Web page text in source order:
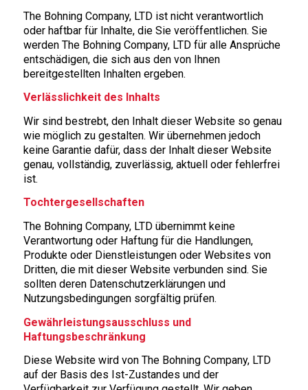
The Bohning Company, LTD ist nicht verantwortlich
oder haftbar für Inhalte, die Sie veröffentlichen. Sie
werden The Bohning Company, LTD für alle Ansprüche
entschädigen, die sich aus den von Ihnen
bereitgestellten Inhalten ergeben.
Verlässlichkeit des Inhalts
Wir sind bestrebt, den Inhalt dieser Website so genau
wie möglich zu gestalten. Wir übernehmen jedoch
keine Garantie dafür, dass der Inhalt dieser Website
genau, vollständig, zuverlässig, aktuell oder fehlerfrei
ist.
Tochtergesellschaften
The Bohning Company, LTD übernimmt keine
Verantwortung oder Haftung für die Handlungen,
Produkte oder Dienstleistungen oder Websites von
Dritten, die mit dieser Website verbunden sind. Sie
sollten deren Datenschutzerklärungen und
Nutzungsbedingungen sorgfältig prüfen.
Gewährleistungsausschluss und
Haftungsbeschränkung
Diese Website wird von The Bohning Company, LTD
auf der Basis des Ist-Zustandes und der